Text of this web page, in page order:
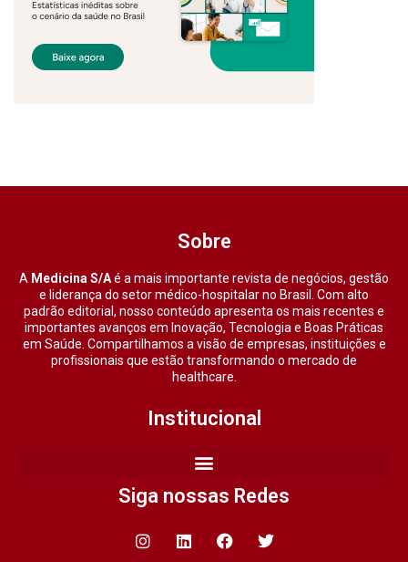
Sobre
A Medicina S/Aé a mais importante revista de negócios, gestão
e liderança do setor médico-hospitalar no Brasil. Com alto
padrão editorial, nosso conteúdo apresenta os mais recentes e
importantes avanços em Inovação, Tecnologia e Boas Práticas
em Saúde. Compartilhamos a visão de empresas, instituições e
profissionais que estão transformando o mercado de
healthcare.
Institucional
Siga nossas Redes